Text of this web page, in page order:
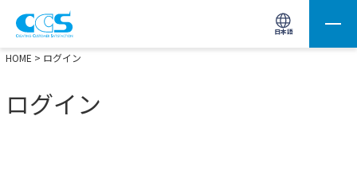
日本語
画像処理用の製品検索 サイト内検索(Enterで実行)
HOME > ログイン
ログイン